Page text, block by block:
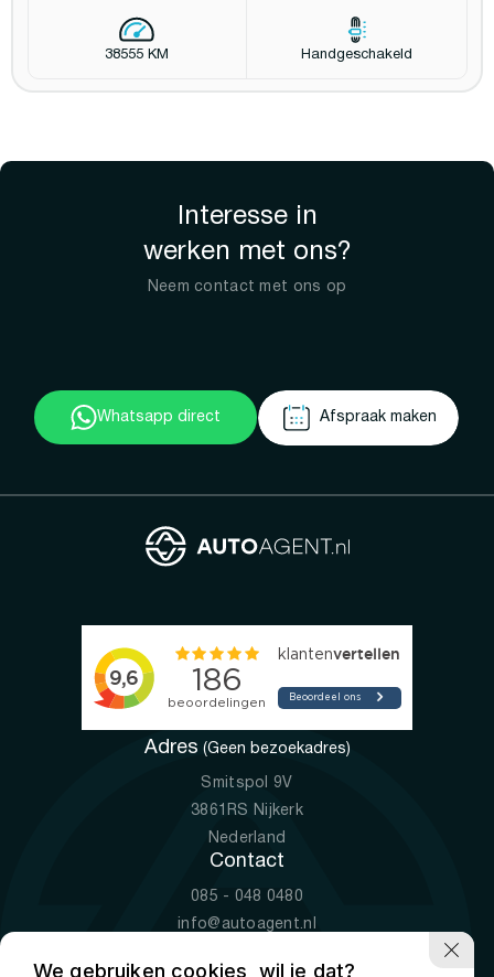
38555 KM Handgeschakeld
Interesse in
werken met ons?
Neem contact met ons op
Whatsapp direct Afspraak maken
Adres (Geen bezoekadres)
Smitspol 9V
3861RS Nijkerk
Nederland
Contact
085 - 048 0480
info@autoagent.nl
We gebruiken cookies, wil je dat?